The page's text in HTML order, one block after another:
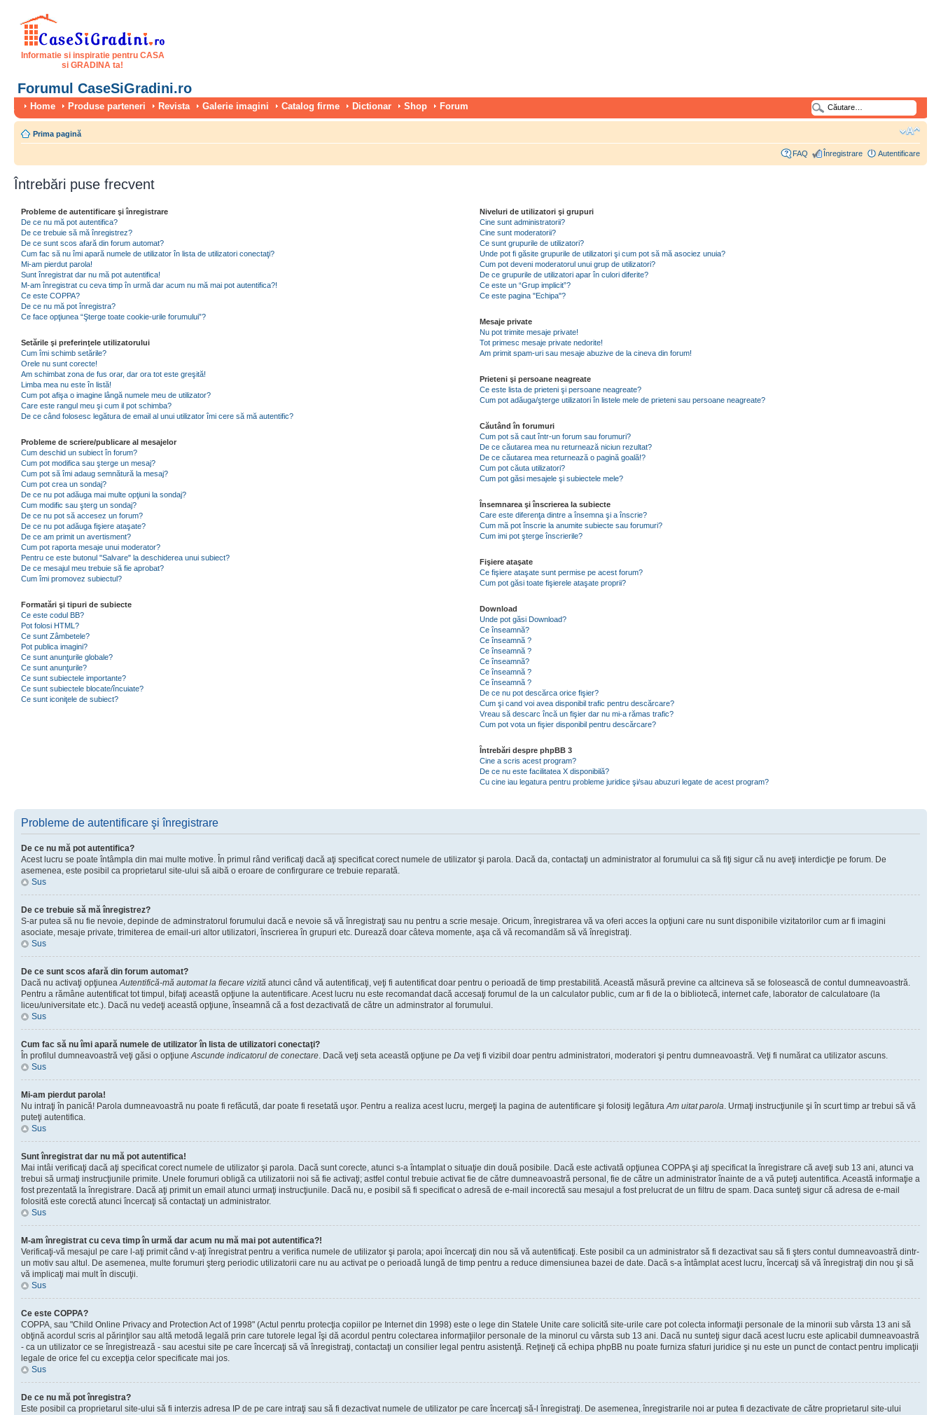
Informatie si inspiratie pentru CASA
si GRADINA ta!
Forumul CaseSiGradini.ro
Home Produse parteneri Revista Galerie imagini Catalog firme Dictionar Shop Forum
Prima pagină
FAQ Înregistrare Autentificare
Întrebări puse frecvent
Probleme de autentificare şi înregistrare
De ce nu mă pot autentifica?
De ce trebuie să mă înregistrez?
De ce sunt scos afară din forum automat?
Cum fac să nu îmi apară numele de utilizator în lista de utilizatori conectaţi?
Mi-am pierdut parola!
Sunt înregistrat dar nu mă pot autentifica!
M-am înregistrat cu ceva timp în urmă dar acum nu mă mai pot autentifica?!
Ce este COPPA?
De ce nu mă pot înregistra?
Ce face opţiunea “Şterge toate cookie-urile forumului”?
Setările şi preferinţele utilizatorului
Cum îmi schimb setările?
Orele nu sunt corecte!
Am schimbat zona de fus orar, dar ora tot este greşită!
Limba mea nu este în listă!
Cum pot afişa o imagine lângă numele meu de utilizator?
Care este rangul meu şi cum il pot schimba?
De ce când folosesc legătura de email al unui utilizator îmi cere să mă autentific?
Probleme de scriere/publicare al mesajelor
Cum deschid un subiect în forum?
Cum pot modifica sau şterge un mesaj?
Cum pot să îmi adaug semnătură la mesaj?
Cum pot crea un sondaj?
De ce nu pot adăuga mai multe opţiuni la sondaj?
Cum modific sau şterg un sondaj?
De ce nu pot să accesez un forum?
De ce nu pot adăuga fişiere ataşate?
De ce am primit un avertisment?
Cum pot raporta mesaje unui moderator?
Pentru ce este butonul "Salvare" la deschiderea unui subiect?
De ce mesajul meu trebuie să fie aprobat?
Cum îmi promovez subiectul?
Formatări şi tipuri de subiecte
Ce este codul BB?
Pot folosi HTML?
Ce sunt Zâmbetele?
Pot publica imagini?
Ce sunt anunţurile globale?
Ce sunt anunţurile?
Ce sunt subiectele importante?
Ce sunt subiectele blocate/încuiate?
Ce sunt iconiţele de subiect?
Niveluri de utilizatori şi grupuri
Cine sunt administratorii?
Cine sunt moderatorii?
Ce sunt grupurile de utilizatori?
Unde pot fi găsite grupurile de utilizatori şi cum pot să mă asociez unuia?
Cum pot deveni moderatorul unui grup de utilizatori?
De ce grupurile de utilizatori apar în culori diferite?
Ce este un “Grup implicit”?
Ce este pagina "Echipa"?
Mesaje private
Nu pot trimite mesaje private!
Tot primesc mesaje private nedorite!
Am primit spam-uri sau mesaje abuzive de la cineva din forum!
Prieteni şi persoane neagreate
Ce este lista de prieteni şi persoane neagreate?
Cum pot adăuga/şterge utilizatori în listele mele de prieteni sau persoane neagreate?
Căutând în forumuri
Cum pot să caut într-un forum sau forumuri?
De ce căutarea mea nu returnează niciun rezultat?
De ce căutarea mea returnează o pagină goală!?
Cum pot căuta utilizatori?
Cum pot găsi mesajele şi subiectele mele?
Însemnarea şi înscrierea la subiecte
Care este diferenţa dintre a însemna şi a înscrie?
Cum mă pot înscrie la anumite subiecte sau forumuri?
Cum imi pot şterge înscrierile?
Fişiere ataşate
Ce fişiere ataşate sunt permise pe acest forum?
Cum pot găsi toate fişierele ataşate proprii?
Download
Unde pot găsi Download?
Ce înseamnă?
Ce înseamnă ?
Ce înseamnă ?
Ce înseamnă?
Ce înseamnă ?
Ce înseamnă ?
De ce nu pot descărca orice fişier?
Cum şi cand voi avea disponibil trafic pentru descărcare?
Vreau să descarc încă un fişier dar nu mi-a rămas trafic?
Cum pot vota un fişier disponibil pentru descărcare?
Întrebări despre phpBB 3
Cine a scris acest program?
De ce nu este facilitatea X disponibilă?
Cu cine iau legatura pentru probleme juridice şi/sau abuzuri legate de acest program?
Probleme de autentificare şi înregistrare
De ce nu mă pot autentifica?
Acest lucru se poate întâmpla din mai multe motive. În primul rând verificaţi dacă aţi specificat corect numele de utilizator şi parola. Dacă da, contactaţi un administrator al forumului ca să fiţi sigur că nu aveţi interdicţie pe forum. De
asemenea, este posibil ca proprietarul site-ului să aibă o eroare de confirgurare ce trebuie reparată.
Sus
De ce trebuie să mă înregistrez?
S-ar putea să nu fie nevoie, depinde de adminstratorul forumului dacă e nevoie să vă înregistraţi sau nu pentru a scrie mesaje. Oricum, înregistrarea vă va oferi acces la opţiuni care nu sunt disponibile vizitatorilor cum ar fi imagini
asociate, mesaje private, trimiterea de email-uri altor utilizatori, înscrierea în grupuri etc. Durează doar câteva momente, aşa că vă recomandăm să vă înregistraţi.
Sus
De ce sunt scos afară din forum automat?
Dacă nu activaţi opţiuneaAutentifică-mă automat la fiecare vizită atunci când vă autentificaţi, veţi fi autentificat doar pentru o perioadă de timp prestabilită. Această măsură previne ca altcineva să se folosească de contul dumneavoastră.
Pentru a rămâne autentificat tot timpul, bifaţi această opţiune la autentificare. Acest lucru nu este recomandat dacă accesaţi forumul de la un calculator public, cum ar fi de la o bibliotecă, internet cafe, laborator de calculatoare (la
liceu/universitate etc.). Dacă nu vedeţi această opţiune, înseamnă că a fost dezactivată de către un adminstrator al forumului.
Sus
Cum fac să nu îmi apară numele de utilizator în lista de utilizatori conectaţi?
În profilul dumneavoastră veţi găsi o opţiuneAscunde indicatorul de conectare. Dacă veţi seta această opţiune pe Da veţi fi vizibil doar pentru administratori, moderatori şi pentru dumneavoastră. Veţi fi numărat ca utilizator ascuns.
Sus
Mi-am pierdut parola!
Nu intraţi în panică! Parola dumneavoastră nu poate fi refăcută, dar poate fi resetată uşor. Pentru a realiza acest lucru, mergeţi la pagina de autentificare şi folosiţi legăturaAm uitat parola. Urmaţi instrucţiunile şi în scurt timp ar trebui să vă
puteţi autentifica.
Sus
Sunt înregistrat dar nu mă pot autentifica!
Mai intâi verificaţi dacă aţi specificat corect numele de utilizator şi parola. Dacă sunt corecte, atunci s-a întamplat o situaţie din două posibile. Dacă este activată opţiunea COPPA şi aţi specificat la înregistrare că aveţi sub 13 ani, atunci va
trebui să urmaţi instrucţiunile primite. Unele forumuri obligă ca utilizatorii noi să fie activaţi; astfel contul trebuie activat fie de către dumneavoastră personal, fie de către un administrator înainte de a vă puteţi autentifica. Această informaţie a
fost prezentată la înregistrare. Dacă aţi primit un email atunci urmaţi instrucţiunile. Dacă nu, e posibil să fi specificat o adresă de e-mail incorectă sau mesajul a fost prelucrat de un filtru de spam. Daca sunteţi sigur că adresa de e-mail
folosită este corectă atunci încercaţi să contactaţi un administrator.
Sus
M-am înregistrat cu ceva timp în urmă dar acum nu mă mai pot autentifica?!
Verificaţi-vă mesajul pe care l-aţi primit când v-aţi înregistrat pentru a verifica numele de utilizator şi parola; apoi încercaţi din nou să vă autentificaţi. Este posibil ca un administrator să fi dezactivat sau să fi şters contul dumneavoastră dintr-
un motiv sau altul. De asemenea, multe forumuri şterg periodic utilizatorii care nu au activat pe o perioadă lungă de timp pentru a reduce dimensiunea bazei de date. Dacă s-a întâmplat acest lucru, încercaţi să vă înregistraţi din nou şi să
vă implicaţi mai mult în discuţii.
Sus
Ce este COPPA?
COPPA, sau "Child Online Privacy and Protection Act of 1998" (Actul penrtu protecţia copiilor pe Internet din 1998) este o lege din Statele Unite care solicită site-urile care pot colecta informaţii personale de la minorii sub vârsta 13 ani să
obţină acordul scris al părinţilor sau altă metodă legală prin care tutorele legal îşi dă acordul pentru colectarea informaţiilor personale de la minorul cu vârsta sub 13 ani. Dacă nu sunteţi sigur dacă acest lucru este aplicabil dumneavoastră
- ca un utilizator ce se înregistrează - sau acestui site pe care încercaţi să vă înregistraţi, contactaţi un consilier legal pentru asistenţă. Reţineţi că echipa phpBB nu poate furniza sfaturi juridice şi nu este un punct de contact pentru implicaţii
legale de orice fel cu excepţia celor specificate mai jos.
Sus
De ce nu mă pot înregistra?
Este posibil ca proprietarul site-ului să fi interzis adresa IP de pe care intraţi sau să fi dezactivat numele de utilizator pe care încercaţi să-l înregistraţi. De asemenea, înregistrarile noi ar putea fi dezactivate de către proprietarul site-ului